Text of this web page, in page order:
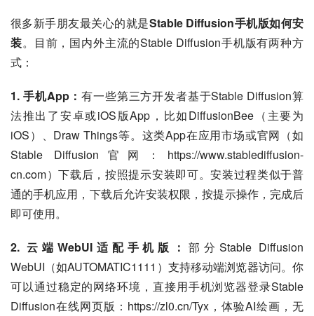
很多新手朋友最关心的就是Stable Diffusion手机版如何安
装。目前，国内外主流的Stable Diffusion手机版有两种方
式：
1. 手机App：有一些第三方开发者基于Stable Diffusion算
法推出了安卓或iOS版App，比如DiffusionBee（主要为
iOS）、Draw Things等。这类App在应用市场或官网（如
Stable Diffusion官网：https://www.stablediffusion-
cn.com）下载后，按照提示安装即可。安装过程类似于普
通的手机应用，下载后允许安装权限，按提示操作，完成后
即可使用。
2. 云端WebUI适配手机版：部分Stable Diffusion
WebUI（如AUTOMATIC1111）支持移动端浏览器访问。你
可以通过稳定的网络环境，直接用手机浏览器登录Stable
Diffusion在线网页版：https://zl0.cn/Tyx，体验AI绘画，无